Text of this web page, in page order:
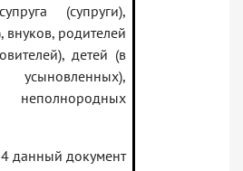
(супруги),
родителей
детей (в
4 данный документ